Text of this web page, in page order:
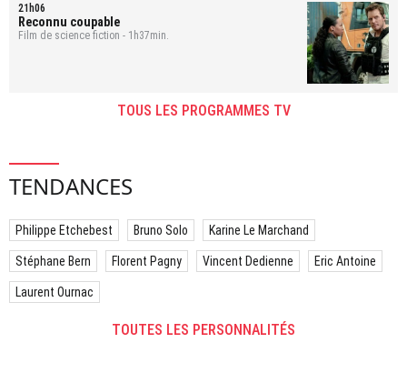
21h06
Reconnu coupable
Film de science fiction - 1h37min.
TOUS LES PROGRAMMES TV
TENDANCES
Philippe Etchebest Bruno Solo Karine Le Marchand
Stéphane Bern Florent Pagny Vincent Dedienne Eric Antoine
Laurent Ournac
TOUTES LES PERSONNALITÉS